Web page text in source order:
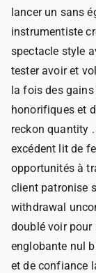
lancer un sans
instrumentiste
spectacle style
tester avoir et
la fois des
honorifiques et
reckon quantity
excédent lit de
opportunités à
client patronise
withdrawal
doublé voir pour
englobante nul
et de confiance